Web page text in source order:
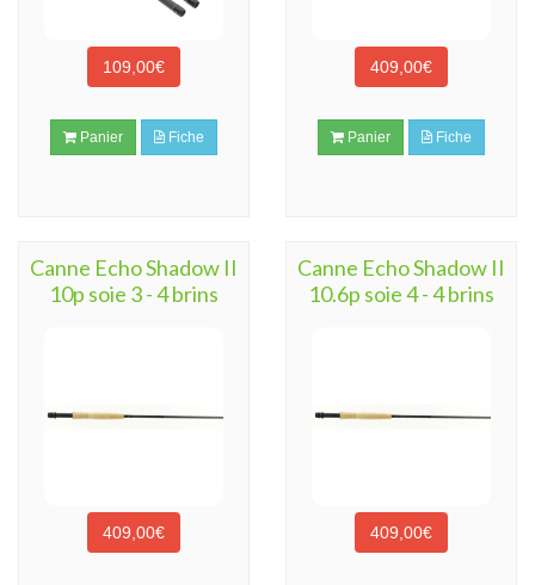
109,00€
Panier Fiche
409,00€
Panier Fiche
Canne Echo Shadow II
10p soie 3 - 4 brins
409,00€
Canne Echo Shadow II
10.6p soie 4 - 4 brins
409,00€